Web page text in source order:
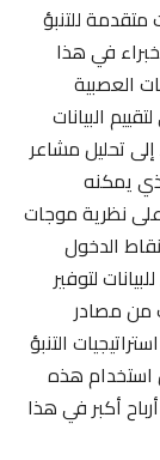
للتنبؤ
في هذا
العصبية
البيانات
تحليل مشاعر
يمكنه
نظرية موجات
الدخول
لتوفير
من مصادر
التنبؤ
استخدام هذه
أكبر في هذا